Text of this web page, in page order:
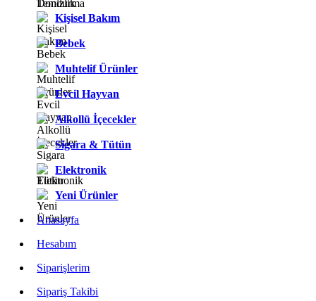
Kişisel Bakım
Bebek
Muhtelif Ürünler
Evcil Hayvan
Alkollü İçecekler
Sigara & Tütün
Elektronik
Yeni Ürünler
Anasayfa
Hesabım
Siparişlerim
Sipariş Takibi